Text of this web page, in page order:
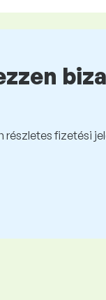
fizetési